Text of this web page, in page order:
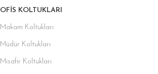
OFIS KOLTUKLARI
Makam Koltukları
Müdür Koltukları
Misafir Koltukları